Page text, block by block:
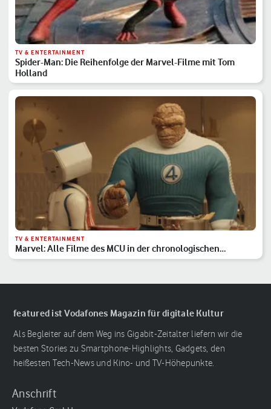
TV & ENTERTAINMENT
Spider-Man: Die Reihenfolge der Marvel-Filme mit Tom
Holland
TV & ENTERTAINMENT
Marvel: Alle Filme des MCU in der chronologischen
Reihenfolge
featured ist Vodafones Magazin für digitale Kultur
Als Begleiter auf dem Weg ins Gigabit-Zeitalter liefern wir die
besten Stories zu Smartphone-Highlights, Gadgets, den
heißesten Tech-News und Kino- und TV-Höhepunkte.
Anschrift